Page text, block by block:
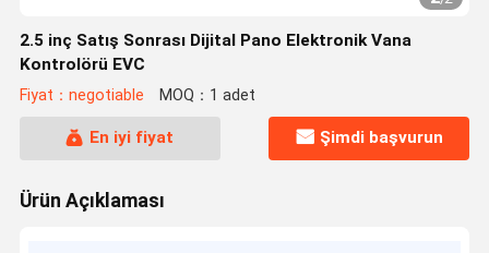
2.5 inç Satış Sonrası Dijital Pano Elektronik Vana
Kontrolörü EVC
Fiyat：negotiable MOQ：1 adet
En iyi fiyat Şimdi başvurun
Ürün Açıklaması